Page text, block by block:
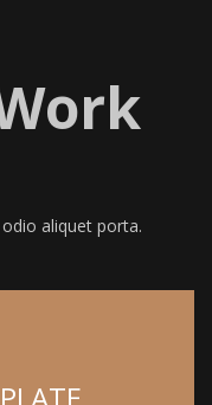
aliquet porta.
tempus.